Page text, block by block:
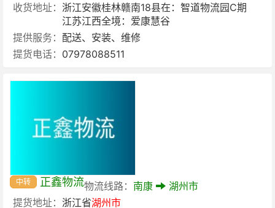
收货地址： 浙江安徽桂林赣南18县在：智道物流园C期
江苏江西全境：爱康慧谷
提供服务： 配送、安装、维修
提货电话： 07978088511
中转 正鑫物流物流线路： 南康
湖州市
提货地址： 浙江省湖州市